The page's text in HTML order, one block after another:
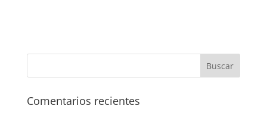
Comentarios recientes